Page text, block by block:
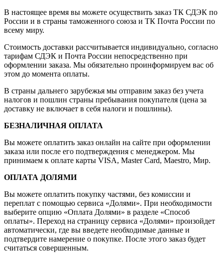
В настоящее время вы можете осуществить заказ ТК СДЭК по
России и в страны таможенного союза и ТК Почта России по
всему миру.
Стоимость доставки рассчитывается индивидуально, согласно
тарифам СДЭК и Почта России непосредственно при
оформлении заказа. Мы обязательно проинформируем вас об
этом до момента оплаты.
В страны дальнего зарубежья мы отправим заказ без учета
налогов и пошлин страны пребывания покупателя (цена за
доставку не включает в себя налоги и пошлины).
БЕЗНАЛИЧНАЯ ОПЛАТА
Вы можете оплатить заказ онлайн на сайте при оформлении
заказа или после его подтверждения с менеджером. Мы
принимаем к оплате карты VISA, Master Card, Maestro, Мир.
ОПЛАТА ДОЛЯМИ
Вы можете оплатить покупку частями, без комиссии и
переплат с помощью сервиса «Долями». При необходимости
выберите опцию «Оплата Долями» в разделе «Способ
оплаты». Переход на страницу сервиса «Долями» произойдет
автоматически, где вы введете необходимые данные и
подтвердите намерение о покупке. После этого заказ будет
считаться совершенным.